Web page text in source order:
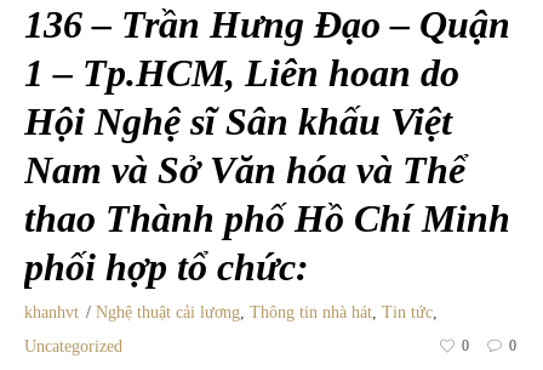
136 – Trần Hưng Đạo – Quận
1 – Tp.HCM, Liên hoan do
Hội Nghệ sĩ Sân khấu Việt
Nam và Sở Văn hóa và Thể
thao Thành phố Hồ Chí Minh
phối hợp tổ chức:
khanhvt Nghệ thuật cải lương, Thông tin nhà hát, Tin tức,
Uncategorized
0 0